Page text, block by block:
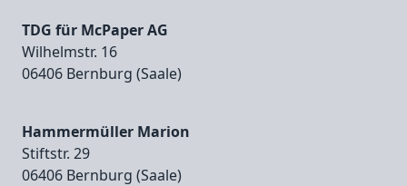
TDG für McPaper AG
Wilhelmstr. 16
06406 Bernburg (Saale)
Hammermüller Marion
Stiftstr. 29
06406 Bernburg (Saale)